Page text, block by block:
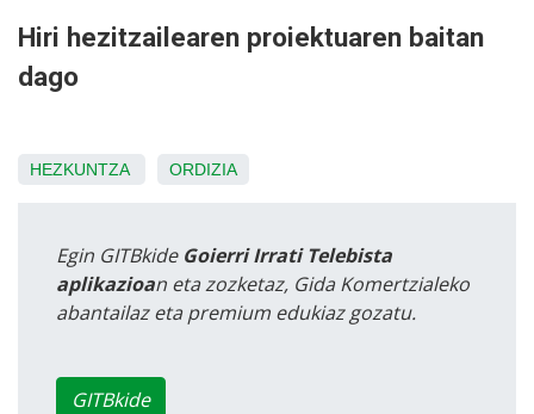
Hiri hezitzailearen proiektuaren baitan
dago
HEZKUNTZA ORDIZIA
Egin GITBkide Goierri Irrati Telebista
aplikazioan eta zozketaz, Gida Komertzialeko
abantailaz eta premium edukiaz gozatu.
GITBkide